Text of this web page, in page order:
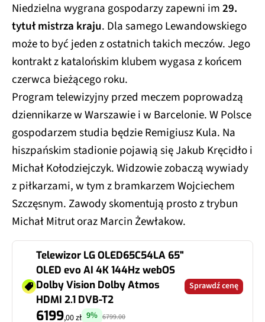
Niedzielna wygrana gospodarzy zapewni im29.
tytuł mistrza kraju. Dla samego Lewandowskiego
może to być jeden z ostatnich takich meczów. Jego
kontrakt z katalońskim klubem wygasa z końcem
czerwca bieżącego roku.
Program telewizyjny przed meczem poprowadzą
dziennikarze w Warszawie i w Barcelonie. W Polsce
gospodarzem studia będzie Remigiusz Kula. Na
hiszpańskim stadionie pojawią się Jakub Kręcidło i
Michał Kołodziejczyk. Widzowie zobaczą wywiady
z piłkarzami, w tym z bramkarzem Wojciechem
Szczęsnym. Zawody skomentują prosto z trybun
Michał Mitrut oraz Marcin Żewłakow.
Telewizor LG OLED65C54LA 65"
OLED evo AI 4K 144Hz webOS
Dolby Vision Dolby Atmos
HDMI 2.1 DVB-T2
6199,00 zł 9% 6799.00
Sprawdź cenę